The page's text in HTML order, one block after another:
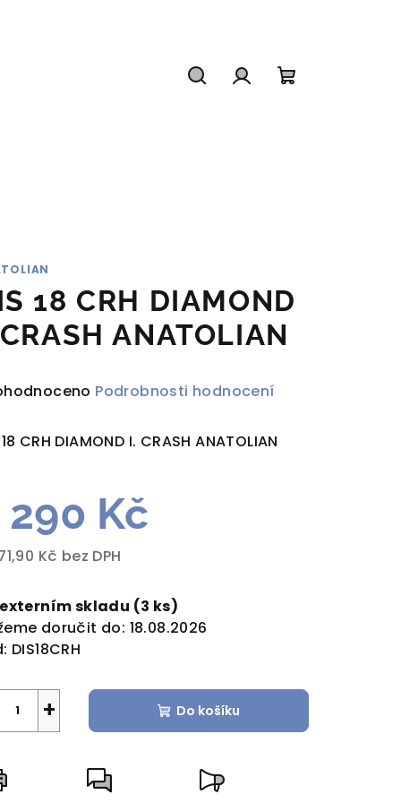
18 CRH DIAMOND
ANATOLIAN
Podrobnosti hodnocení
CRH DIAMOND I. CRASH ANATOLIAN
290 Kč
Kč bez DPH
skladu (3 ks)
doručit do: 18.08.2026
DIS18CRH
+ Do košíku